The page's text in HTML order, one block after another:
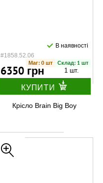
#1858.52.06
В наявності
Маг: 0 шт Склад: 1 шт
6350 грн 1 шт.
КУПИТИ
Крісло Brain Big Boy